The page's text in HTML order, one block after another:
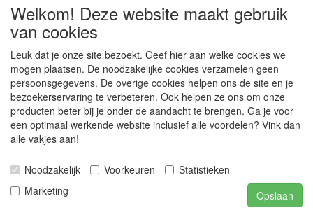
LD SYSTEMS U500 Verwisselbare Microfoon
Kop
Cardioid of Hypercardioid; Condensor of Dynamisch
4 versies beschikbaar
Welkom! Deze website maakt gebruik
van cookies
Leuk dat je onze site bezoekt. Geef hier aan welke cookies we
mogen plaatsen. De noodzakelijke cookies verzamelen geen
persoonsgegevens. De overige cookies helpen ons de site en je
bezoekerservaring te verbeteren. Ook helpen ze ons om onze
producten beter bij je onder de aandacht te brengen. Ga je voor
een optimaal werkende website inclusief alle voordelen? Vink dan
alle vakjes aan!
Noodzakelijk Voorkeuren
Statistieken
Marketing
Opslaan